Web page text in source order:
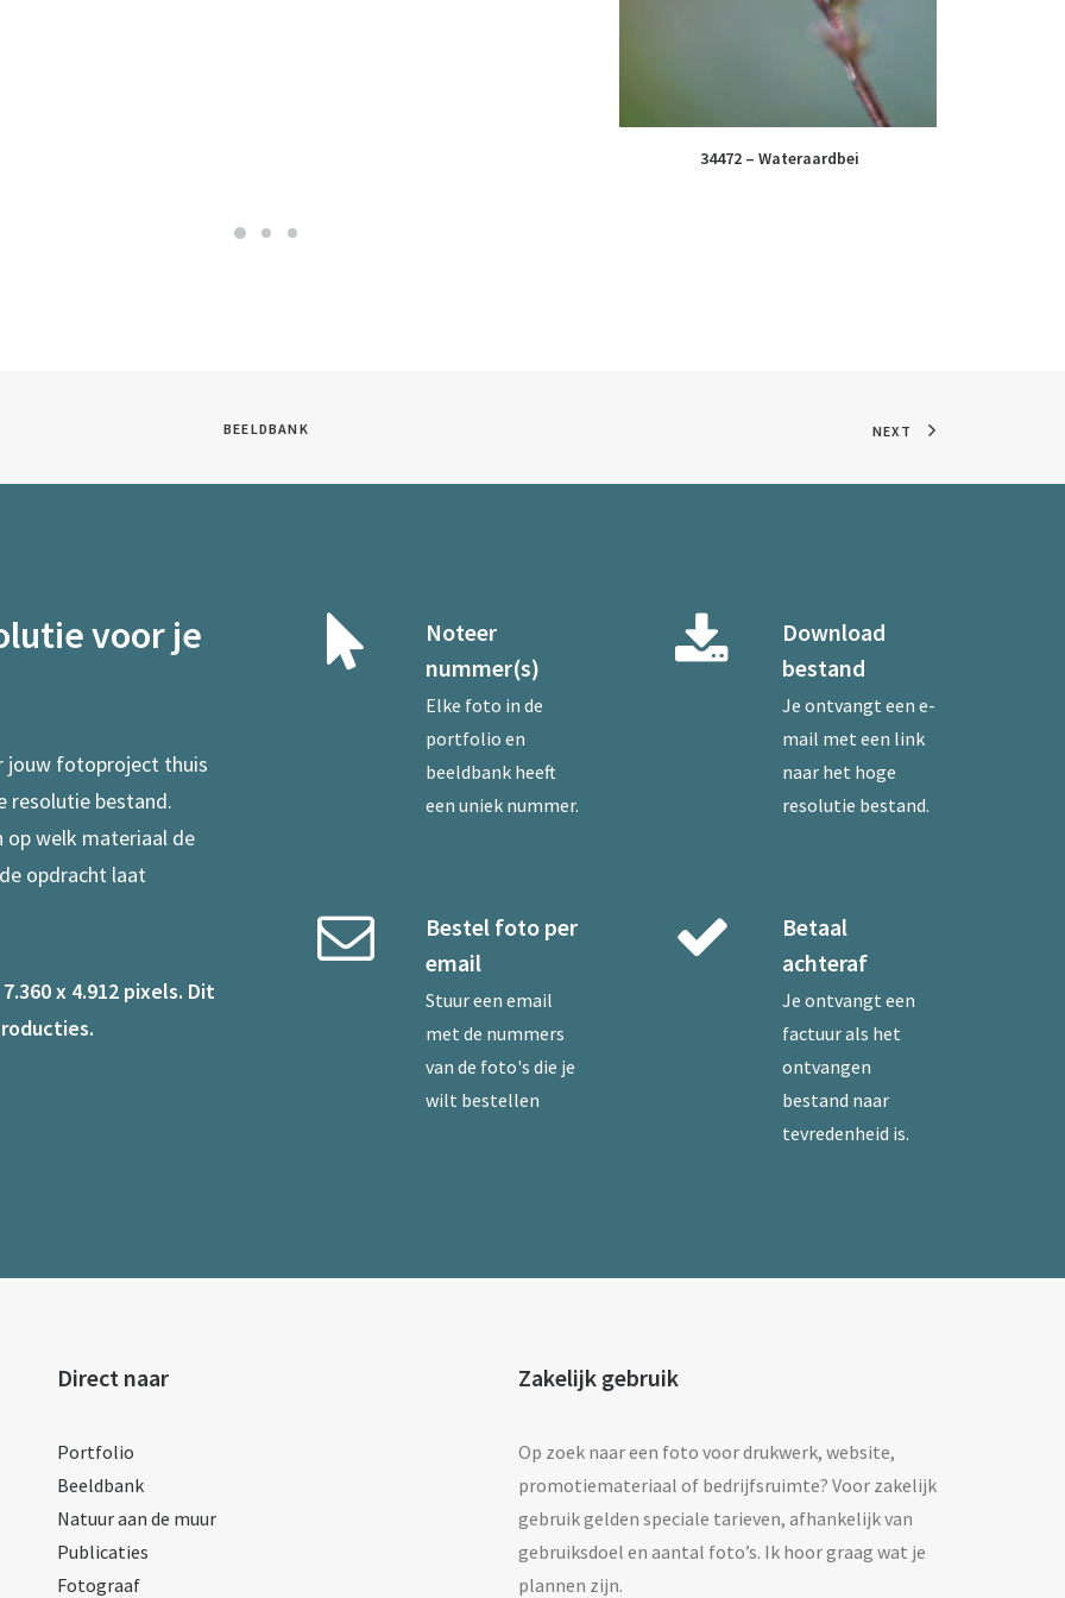
34472 – Wateraardbei
BEELDBANK NEXT
voor je
jouw fotoproject thuis
resolutie bestand.
op welk materiaal de
opdracht laat
x 4.912 pixels. Dit
Noteer
nummer(s)
Elke foto in de
portfolio en
beeldbank heeft
een uniek nummer.
Bestel foto per
email
Stuur een email
met de nummers
van de foto's die je
wilt bestellen
Download
bestand
Je ontvangt een e-
mail met een link
naar het hoge
resolutie bestand.
Betaal
achteraf
Je ontvangt een
factuur als het
ontvangen
bestand naar
tevredenheid is.
Direct naar
Portfolio
Beeldbank
Natuur aan de muur
Publicaties
Fotograaf
Zakelijk gebruik
Op zoek naar een foto voor drukwerk, website,
promotiemateriaal of bedrijfsruimte? Voor zakelijk
gebruik gelden speciale tarieven, afhankelijk van
gebruiksdoel en aantal foto’s. Ik hoor graag wat je
plannen zijn.